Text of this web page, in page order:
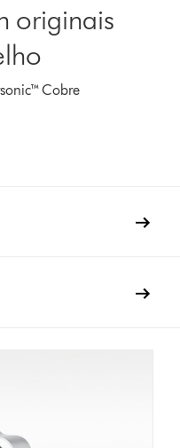
originais
Cobre